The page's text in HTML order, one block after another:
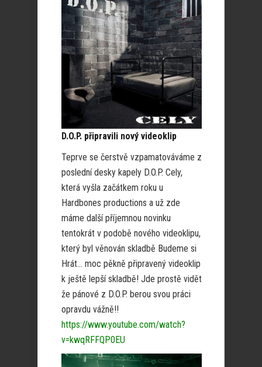
D.O.P. připravili nový videoklip
Teprve se čerstvě vzpamatováváme z
poslední desky kapely D.O.P. Cely,
která vyšla začátkem roku u
Hardbones productions a už zde
máme další příjemnou novinku
tentokrát v podobě nového videoklipu,
který byl věnován skladbě Budeme si
Hrát… moc pěkně připravený videoklip
k ještě lepší skladbě! Jde prostě vidět
že pánové z D.O.P. berou svou práci
opravdu vážně!!
https://www.youtube.com/watch?
v=kwqRFFQP0EU